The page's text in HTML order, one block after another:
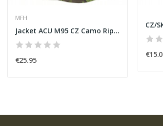
MFH
Jacket ACU M95 CZ Camo Ripstop [MFH]
€25.95